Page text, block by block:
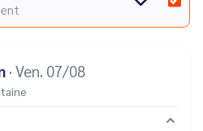
· Ven. 07/08